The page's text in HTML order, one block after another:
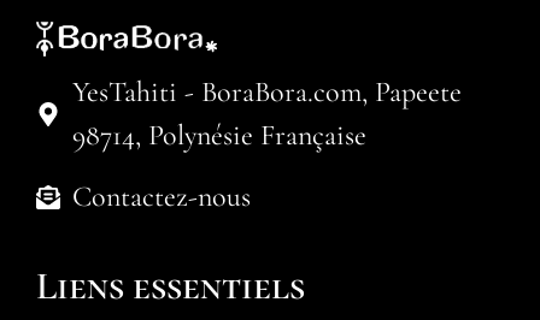
YesTahiti - BoraBora.com, Papeete
98714, Polynésie Française
Contactez-nous
Liens essentiels